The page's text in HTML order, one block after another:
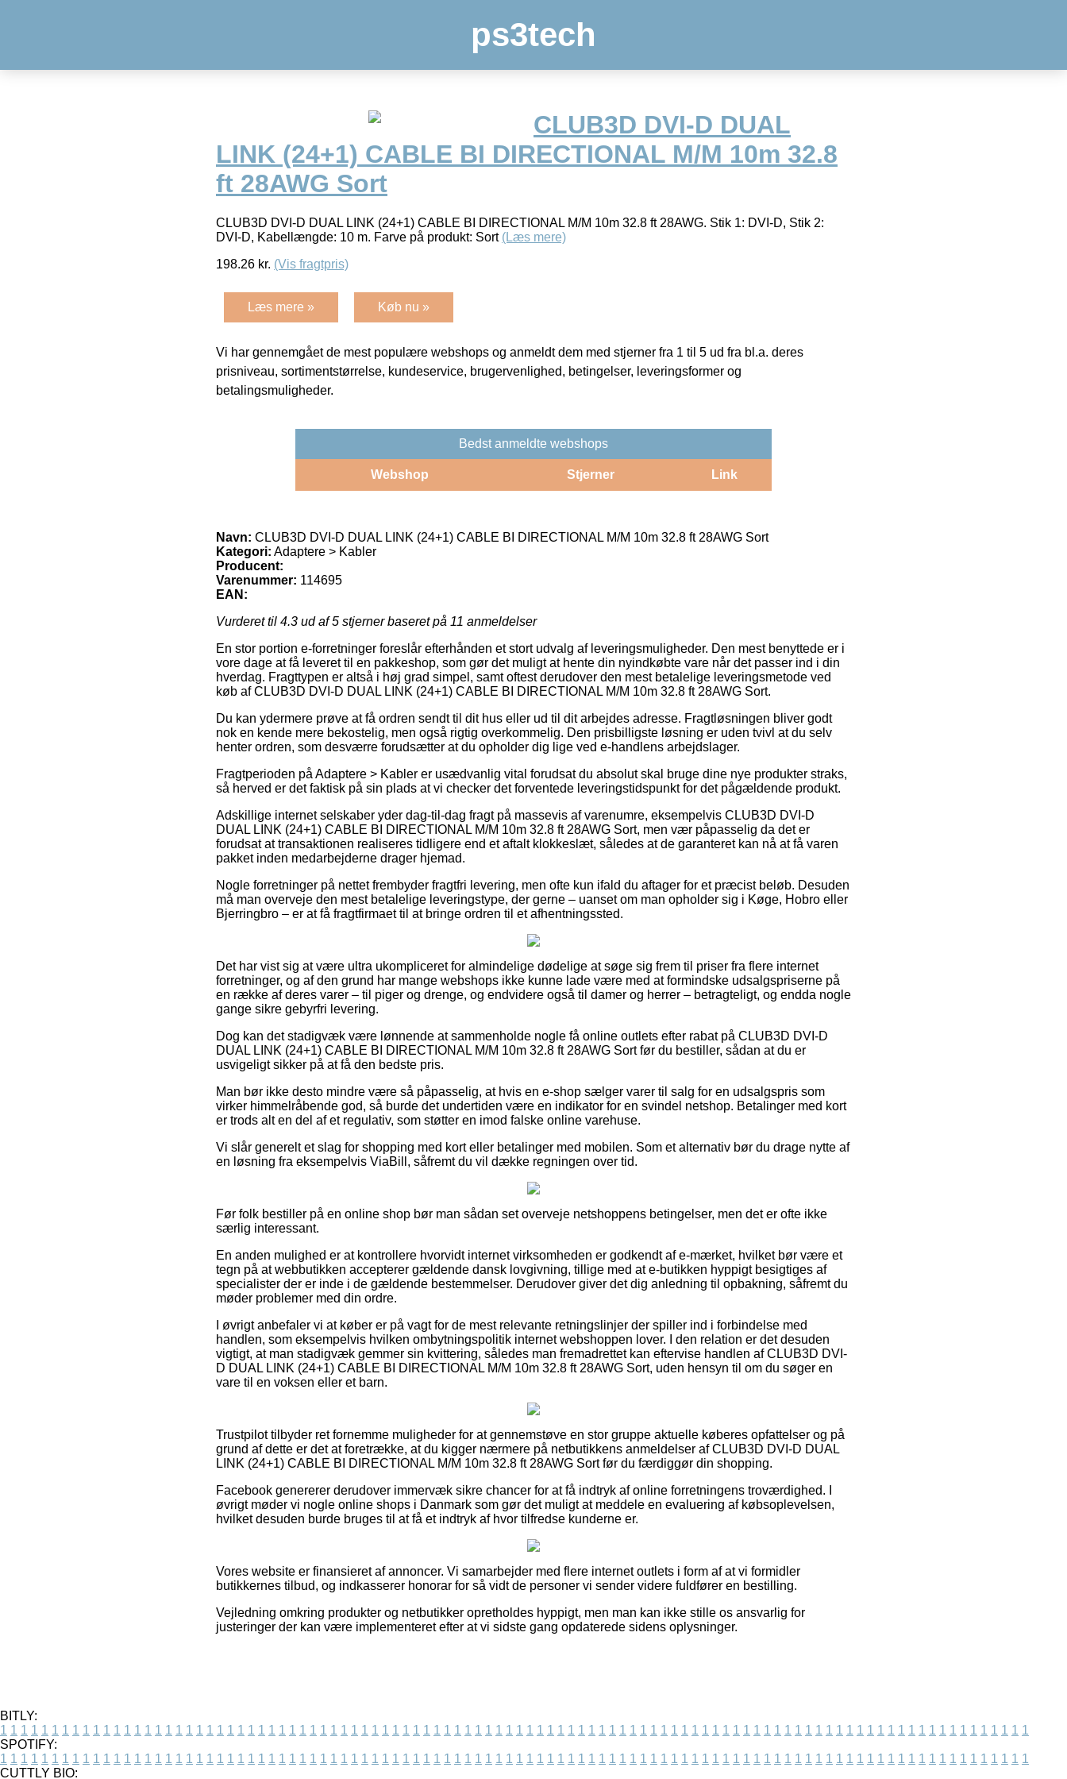
ps3tech
CLUB3D DVI-D DUAL
LINK (24+1) CABLE BI DIRECTIONAL M/M 10m 32.8
ft 28AWG Sort
CLUB3D DVI-D DUAL LINK (24+1) CABLE BI DIRECTIONAL M/M 10m 32.8 ft 28AWG. Stik 1: DVI-D, Stik 2:
DVI-D, Kabellængde: 10 m. Farve på produkt: Sort (Læs mere)
198.26 kr. (Vis fragtpris)
Læs mere » Køb nu »
Vi har gennemgået de mest populære webshops og anmeldt dem med stjerner fra 1 til 5 ud fra bl.a. deres
prisniveau, sortimentstørrelse, kundeservice, brugervenlighed, betingelser, leveringsformer og
betalingsmuligheder.
Bedst anmeldte webshops
Webshop Stjerner Link
Navn: CLUB3D DVI-D DUAL LINK (24+1) CABLE BI DIRECTIONAL M/M 10m 32.8 ft 28AWG Sort
Kategori: Adaptere > Kabler
Producent:
Varenummer: 114695
EAN:
Vurderet til 4.3 ud af 5 stjerner baseret på 11 anmeldelser
En stor portion e-forretninger foreslår efterhånden et stort udvalg af leveringsmuligheder. Den mest benyttede er i
vore dage at få leveret til en pakkeshop, som gør det muligt at hente din nyindkøbte vare når det passer ind i din
hverdag. Fragttypen er altså i høj grad simpel, samt oftest derudover den mest betalelige leveringsmetode ved
køb af CLUB3D DVI-D DUAL LINK (24+1) CABLE BI DIRECTIONAL M/M 10m 32.8 ft 28AWG Sort.
Du kan ydermere prøve at få ordren sendt til dit hus eller ud til dit arbejdes adresse. Fragtløsningen bliver godt
nok en kende mere bekostelig, men også rigtig overkommelig. Den prisbilligste løsning er uden tvivl at du selv
henter ordren, som desværre forudsætter at du opholder dig lige ved e-handlens arbejdslager.
Fragtperioden på Adaptere > Kabler er usædvanlig vital forudsat du absolut skal bruge dine nye produkter straks,
så herved er det faktisk på sin plads at vi checker det forventede leveringstidspunkt for det pågældende produkt.
Adskillige internet selskaber yder dag-til-dag fragt på massevis af varenumre, eksempelvis CLUB3D DVI-D
DUAL LINK (24+1) CABLE BI DIRECTIONAL M/M 10m 32.8 ft 28AWG Sort, men vær påpasselig da det er
forudsat at transaktionen realiseres tidligere end et aftalt klokkeslæt, således at de garanteret kan nå at få varen
pakket inden medarbejderne drager hjemad.
Nogle forretninger på nettet frembyder fragtfri levering, men ofte kun ifald du aftager for et præcist beløb. Desuden
må man overveje den mest betalelige leveringstype, der gerne – uanset om man opholder sig i Køge, Hobro eller
Bjerringbro – er at få fragtfirmaet til at bringe ordren til et afhentningssted.
Det har vist sig at være ultra ukompliceret for almindelige dødelige at søge sig frem til priser fra flere internet
forretninger, og af den grund har mange webshops ikke kunne lade være med at formindske udsalgspriserne på
en række af deres varer – til piger og drenge, og endvidere også til damer og herrer – betragteligt, og endda nogle
gange sikre gebyrfri levering.
Dog kan det stadigvæk være lønnende at sammenholde nogle få online outlets efter rabat på CLUB3D DVI-D
DUAL LINK (24+1) CABLE BI DIRECTIONAL M/M 10m 32.8 ft 28AWG Sort før du bestiller, sådan at du er
usvigeligt sikker på at få den bedste pris.
Man bør ikke desto mindre være så påpasselig, at hvis en e-shop sælger varer til salg for en udsalgspris som
virker himmelråbende god, så burde det undertiden være en indikator for en svindel netshop. Betalinger med kort
er trods alt en del af et regulativ, som støtter en imod falske online varehuse.
Vi slår generelt et slag for shopping med kort eller betalinger med mobilen. Som et alternativ bør du drage nytte af
en løsning fra eksempelvis ViaBill, såfremt du vil dække regningen over tid.
Før folk bestiller på en online shop bør man sådan set overveje netshoppens betingelser, men det er ofte ikke
særlig interessant.
En anden mulighed er at kontrollere hvorvidt internet virksomheden er godkendt af e-mærket, hvilket bør være et
tegn på at webbutikken accepterer gældende dansk lovgivning, tillige med at e-butikken hyppigt besigtiges af
specialister der er inde i de gældende bestemmelser. Derudover giver det dig anledning til opbakning, såfremt du
møder problemer med din ordre.
I øvrigt anbefaler vi at køber er på vagt for de mest relevante retningslinjer der spiller ind i forbindelse med
handlen, som eksempelvis hvilken ombytningspolitik internet webshoppen lover. I den relation er det desuden
vigtigt, at man stadigvæk gemmer sin kvittering, således man fremadrettet kan eftervise handlen af CLUB3D DVI-
D DUAL LINK (24+1) CABLE BI DIRECTIONAL M/M 10m 32.8 ft 28AWG Sort, uden hensyn til om du søger en
vare til en voksen eller et barn.
Trustpilot tilbyder ret fornemme muligheder for at gennemstøve en stor gruppe aktuelle køberes opfattelser og på
grund af dette er det at foretrække, at du kigger nærmere på netbutikkens anmeldelser af CLUB3D DVI-D DUAL
LINK (24+1) CABLE BI DIRECTIONAL M/M 10m 32.8 ft 28AWG Sort før du færdiggør din shopping.
Facebook genererer derudover immervæk sikre chancer for at få indtryk af online forretningens troværdighed. I
øvrigt møder vi nogle online shops i Danmark som gør det muligt at meddele en evaluering af købsoplevelsen,
hvilket desuden burde bruges til at få et indtryk af hvor tilfredse kunderne er.
Vores website er finansieret af annoncer. Vi samarbejder med flere internet outlets i form af at vi formidler
butikkernes tilbud, og indkasserer honorar for så vidt de personer vi sender videre fuldfører en bestilling.
Vejledning omkring produkter og netbutikker opretholdes hyppigt, men man kan ikke stille os ansvarlig for
justeringer der kan være implementeret efter at vi sidste gang opdaterede sidens oplysninger.
BITLY:
1 1 1 1 1 1 1 1 1 1 1 1 1 1 1 1 1 1 1 1 1 1 1 1 1 1 1 1 1 1 1 1 1 1 1 1 1 1 1 1 1 1 1 1 1 1 1 1 1 1 1 1 1 1 1 1 1 1 1 1 1 1 1 1 1 1 1 1 1 1 1 1 1 1 1 1 1 1 1 1 1 1 1 1 1 1 1 1 1 1 1 1 1 1 1 1 1 1 1 1
SPOTIFY:
1 1 1 1 1 1 1 1 1 1 1 1 1 1 1 1 1 1 1 1 1 1 1 1 1 1 1 1 1 1 1 1 1 1 1 1 1 1 1 1 1 1 1 1 1 1 1 1 1 1 1 1 1 1 1 1 1 1 1 1 1 1 1 1 1 1 1 1 1 1 1 1 1 1 1 1 1 1 1 1 1 1 1 1 1 1 1 1 1 1 1 1 1 1 1 1 1 1 1 1
CUTTLY BIO: